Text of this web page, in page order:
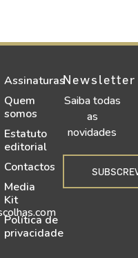
Assinaturas
Quem
somos
Estatuto
editorial
Contactos
Media
Kit
Política de
privacidade
Newsletter
Saiba todas
as
novidades